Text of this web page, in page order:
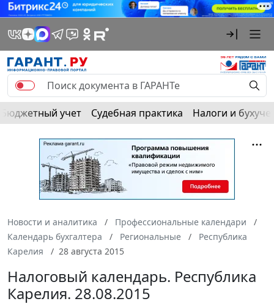
Бюджетный учет Судебная практика Налоги и
Новости и аналитика
Профессиональные календари
Календарь бухгалтера
Региональные
Республика
Карелия
28 августа 2015
Налоговый календарь. Республика
Карелия. 28.08.2015